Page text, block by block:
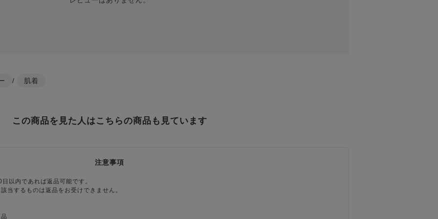
/ 肌着
この商品を見た人はこちらの商品も見ています
注意事項
以内であれば返品可能です。
当するものは返品をお受けできません。